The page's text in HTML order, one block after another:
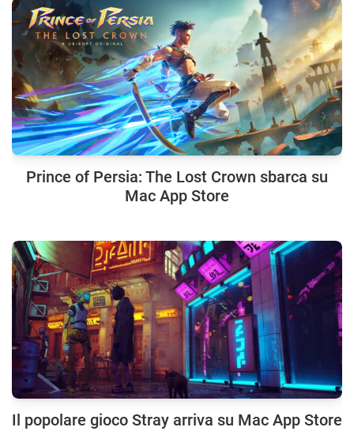
Prince of Persia: The Lost Crown sbarca su
Mac App Store
Il popolare gioco Stray arriva su Mac App Store